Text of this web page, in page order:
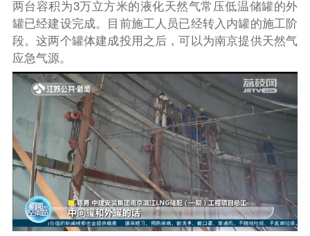
两台容积为3万立方米的液化天然气常压低温储罐的外
罐已经建设完成。目前施工人员已经转入内罐的施工阶
段。这两个罐体建成投用之后，可以为南京提供天然气
应急气源。